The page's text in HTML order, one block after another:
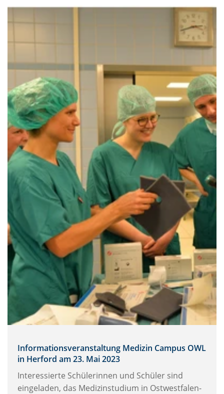
Informationsveranstaltung Medizin Campus OWL
in Herford am 23. Mai 2023
Interessierte Schülerinnen und Schüler sind
eingeladen, das Medizinstudium in Ostwestfalen-